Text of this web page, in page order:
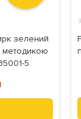
зелений
методикою
5